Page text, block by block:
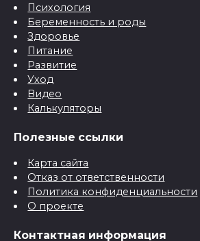
Психология
Беременность и роды
Здоровье
Питание
Развитие
Уход
Видео
Калькуляторы
Полезные ссылки
Карта сайта
Отказ от ответственности
Политика конфиденциальности
О проекте
Контактная информация